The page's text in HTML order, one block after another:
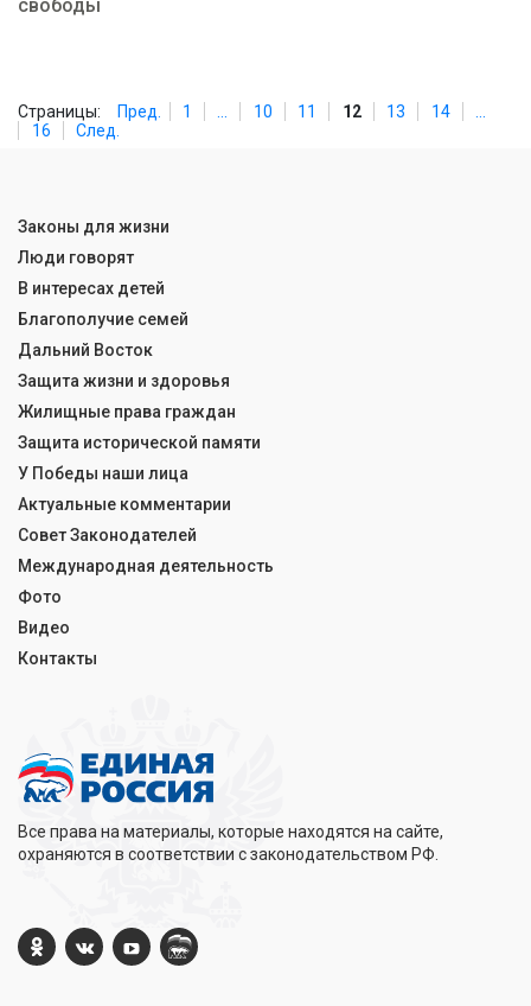
свободы
Страницы: Пред. 1 10 11 12 13 14
16
След.
Все права на материалы, которые находятся на сайте,
охраняются в соответствии с законодательством РФ.
Законы для жизни
Люди говорят
В интересах детей
Благополучие семей
Дальний Восток
Защита жизни и здоровья
Жилищные права граждан
Защита исторической памяти
У Победы наши лица
Актуальные комментарии
Совет Законодателей
Международная деятельность
Фото
Видео
Контакты